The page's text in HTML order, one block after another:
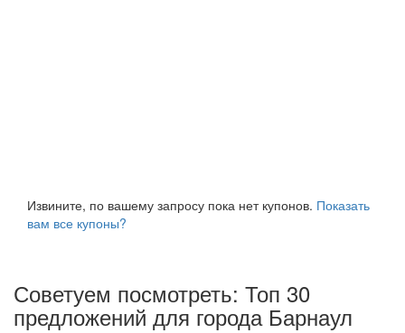
Извините, по вашему запросу пока нет купонов. Показать
вам все купоны?
Советуем посмотреть: Топ 30
предложений для города Барнаул